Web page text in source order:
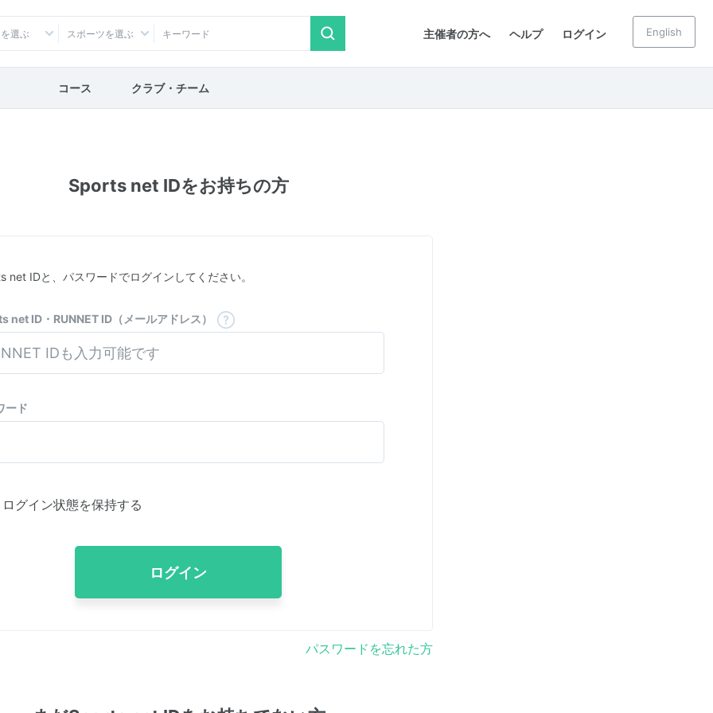
主催者の方へ ヘルプ ログイン
選ぶ スポーツを選ぶ English
コース クラブ・チーム
Sports net IDをお持ちの方
net IDと、パスワードでログインしてください。
net ID・RUNNET ID（メールアドレス）
ード
ログイン状態を保持する
ログイン
パスワードを忘れた方